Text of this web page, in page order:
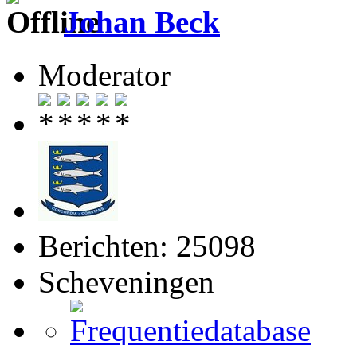
Johan Beck
Moderator
Berichten: 25098
Scheveningen